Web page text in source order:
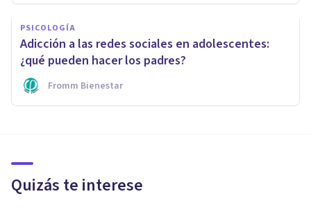
PSICOLOGÍA
Adicción a las redes sociales en adolescentes:
¿qué pueden hacer los padres?
Fromm Bienestar
Quizás te interese